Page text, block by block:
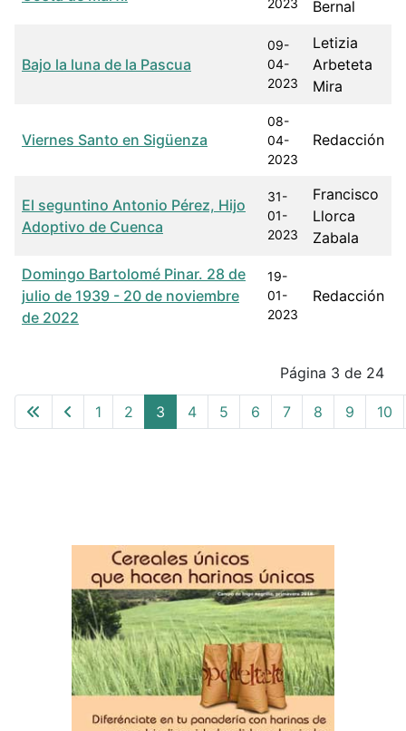
2023
Bernal
Bajo la luna de la Pascua
09-
04-
2023
Letizia
Arbeteta
Mira
Viernes Santo en Sigüenza
08-
04-
2023
Redacción
El seguntino Antonio Pérez, Hijo
Adoptivo de Cuenca
31-
01-
2023
Francisco
Llorca
Zabala
Domingo Bartolomé Pinar. 28 de
julio de 1939 - 20 de noviembre
de 2022
19-
01-
2023
Redacción
Página 3 de 24
1 2 3 4 5 6 7 8 9 10